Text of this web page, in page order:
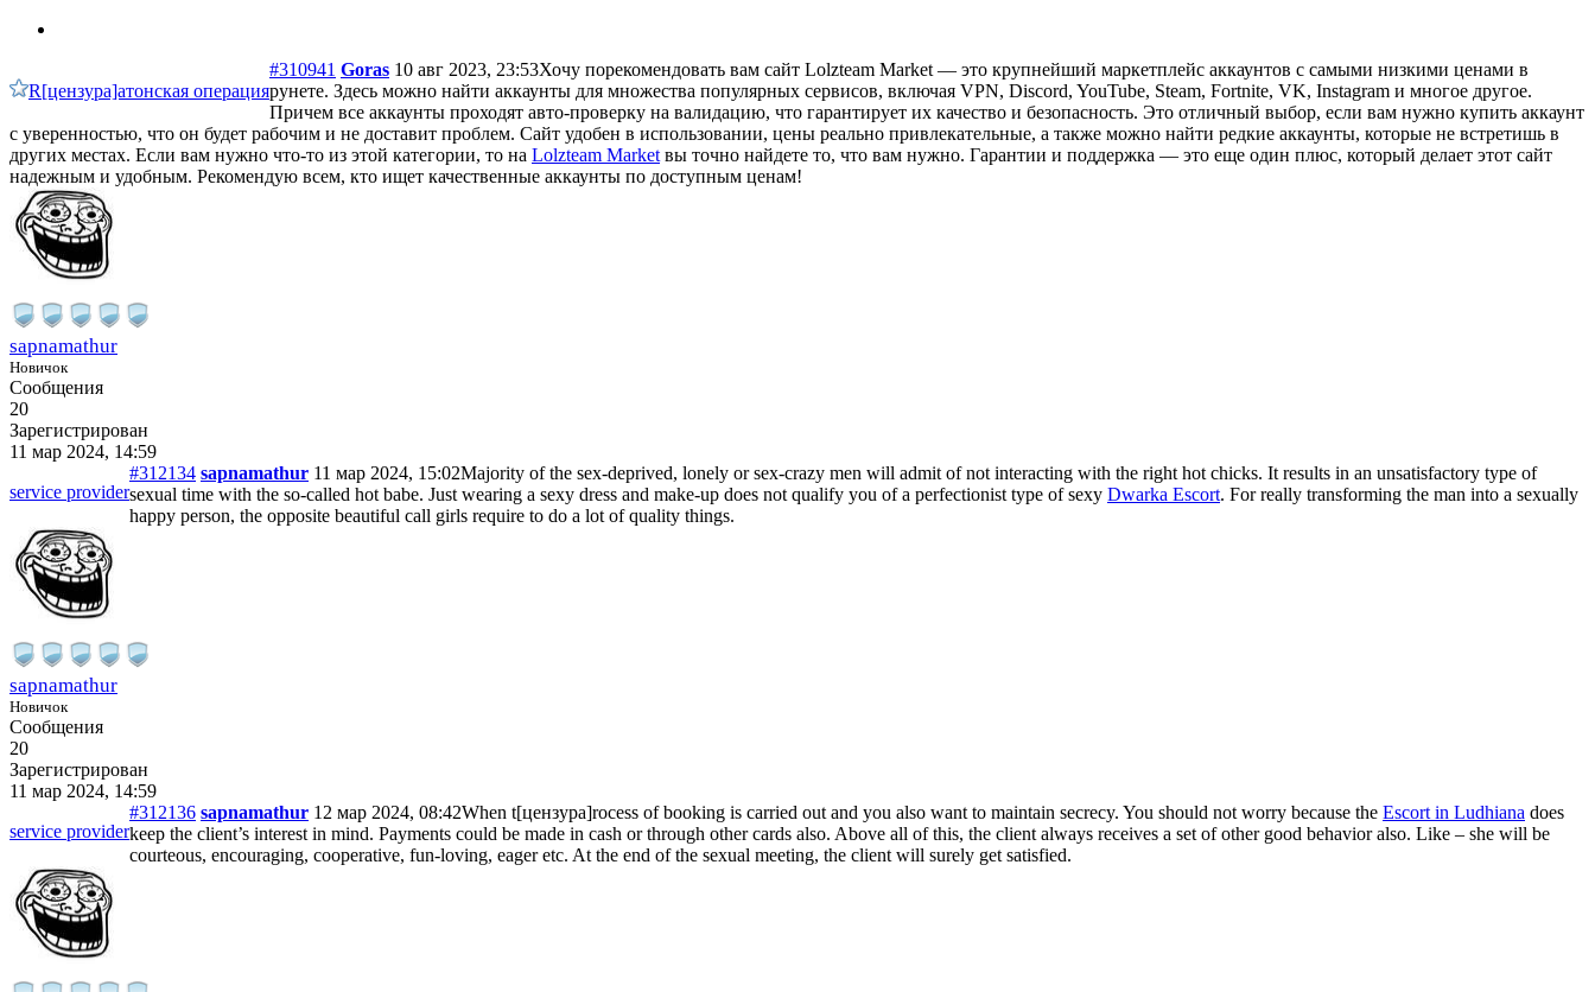
R[цензура]атонская операция
#310941 Goras 10 авг 2023, 23:53Хочу порекомендовать вам сайт Lolzteam Market — это крупнейший маркетплейс аккаунтов с самыми низкими ценами в
рунете. Здесь можно найти аккаунты для множества популярных сервисов, включая VPN, Discord, YouTube, Steam, Fortnite, VK, Instagram и многое другое.
Причем все аккаунты проходят авто-проверку на валидацию, что гарантирует их качество и безопасность. Это отличный выбор, если вам нужно купить аккаунт
с уверенностью, что он будет рабочим и не доставит проблем. Сайт удобен в использовании, цены реально привлекательные, а также можно найти редкие аккаунты, которые не встретишь в
других местах. Если вам нужно что-то из этой категории, то на Lolzteam Market вы точно найдете то, что вам нужно. Гарантии и поддержка — это еще один плюс, который делает этот сайт
надежным и удобным. Рекомендую всем, кто ищет качественные аккаунты по доступным ценам!
sapnamathur
Новичок
Сообщения
20
Зарегистрирован
11 мар 2024, 14:59
service provider
#312134 sapnamathur 11 мар 2024, 15:02Majority of the sex-deprived, lonely or sex-crazy men will admit of not interacting with the right hot chicks. It results in an unsatisfactory type of
sexual time with the so-called hot babe. Just wearing a sexy dress and make-up does not qualify you of a perfectionist type of sexy Dwarka Escort. For really transforming the man into a sexually
happy person, the opposite beautiful call girls require to do a lot of quality things.
sapnamathur
Новичок
Сообщения
20
Зарегистрирован
11 мар 2024, 14:59
service provider
#312136 sapnamathur 12 мар 2024, 08:42When t[цензура]rocess of booking is carried out and you also want to maintain secrecy. You should not worry because the Escort in Ludhiana does
keep the client’s interest in mind. Payments could be made in cash or through other cards also. Above all of this, the client always receives a set of other good behavior also. Like – she will be
courteous, encouraging, cooperative, fun-loving, eager etc. At the end of the sexual meeting, the client will surely get satisfied.